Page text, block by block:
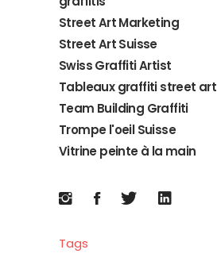
Street Art Marketing
Street Art Suisse
Swiss Graffiti Artist
Tableaux graffiti street art
Team Building Graffiti
Trompe l'oeil Suisse
Vitrine peinte à la main
Tags